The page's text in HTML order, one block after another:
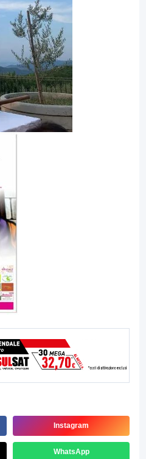
Instagram
WhatsApp